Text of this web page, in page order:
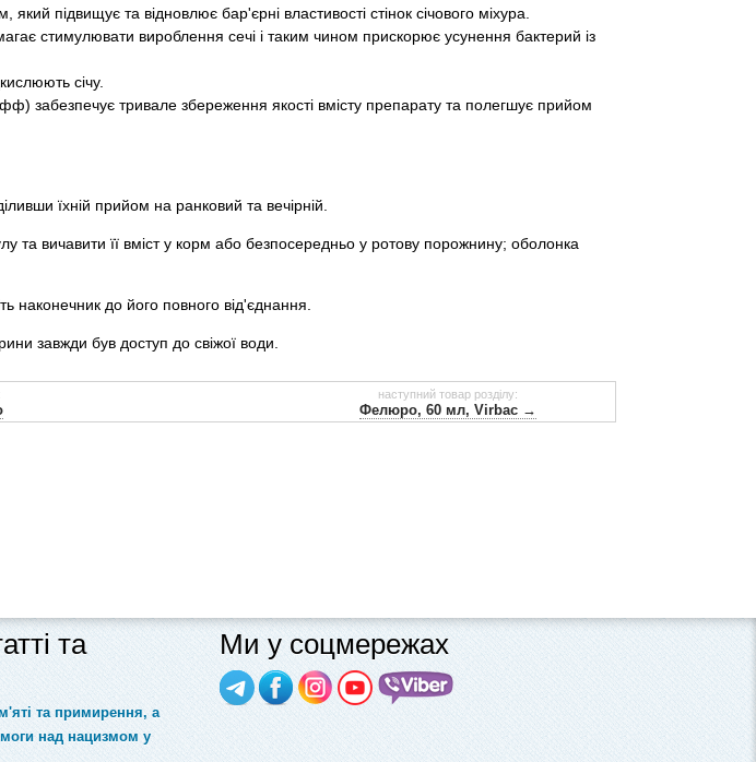
підвищує та відновлює бар'єрні властивості стінок січового міхура.
стимулювати вироблення сечі і таким чином прискорює усунення бактерий із
січу.
забезпечує тривале збереження якості вмісту препарату та полегшує прийом
їхній прийом на ранковий та вечірній.
та вичавити її вміст у корм або безпосередньо у ротову порожнину; оболонка
наконечник до його повного від'єднання.
завжди був доступ до свіжої води.
наступний товар розділу:
Фелюро, 60 мл, Virbac →
та
та примирення, а
над нацизмом у
Ми у соцмережах